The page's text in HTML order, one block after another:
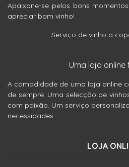
Apaixone-se pelos bons
apreciar bom vinho!
Serviço de vinho a
Uma loja online
A comodidade de uma loja online
de sempre. Uma selecção de
com paixão. Um serviço
necessidades.
LOJA